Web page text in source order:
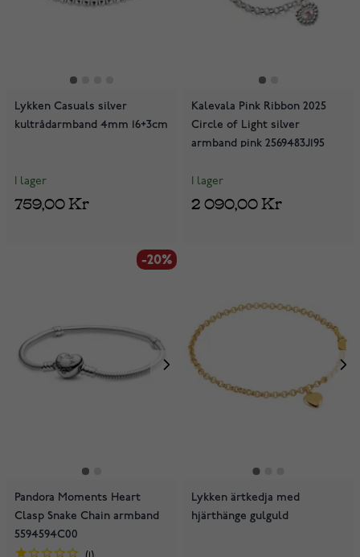
Lykken Casuals silver
kultrådarmband 4mm 16+3cm
I lager
759,00 Kr
Kalevala Pink Ribbon 2025
Circle of Light silver
armband pink 2569483J195
I lager
2 090,00 Kr
-20%
Pandora Moments Heart
Clasp Snake Chain armband
5594594C00
Lykken ärtkedja med
hjärthänge gulguld